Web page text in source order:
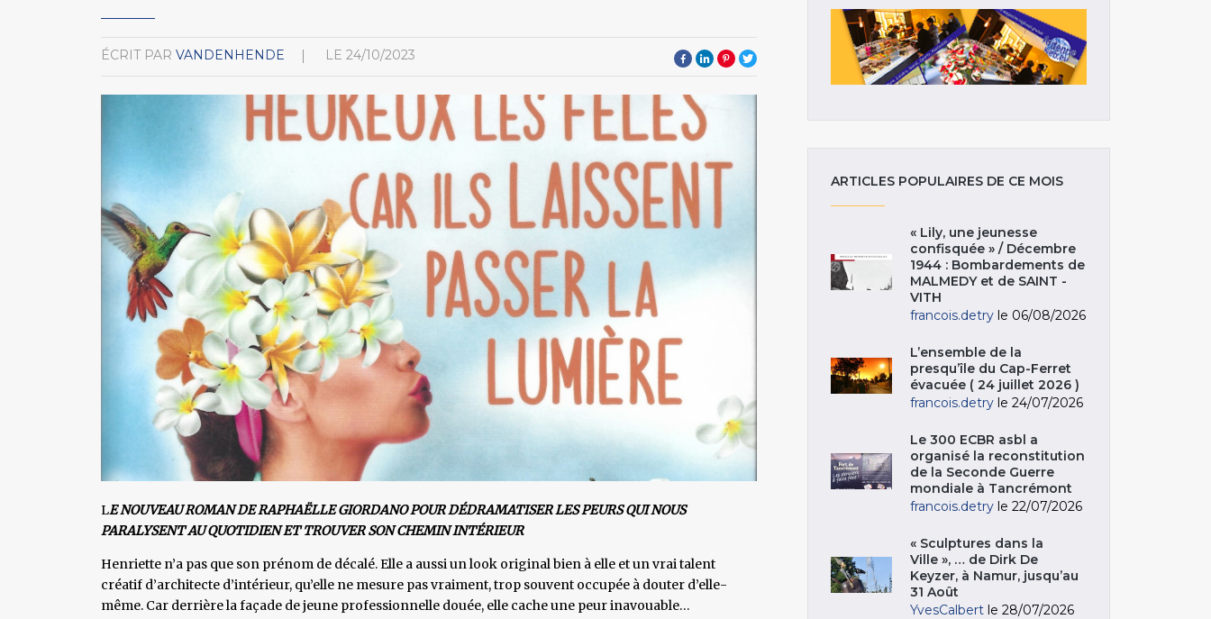
ÉCRIT PAR VANDENHENDE LE 24/10/2023
LE NOUVEAU ROMAN DE RAPHAËLLE GIORDANO POUR DÉDRAMATISER LES PEURS QUI NOUS
PARALYSENT AU QUOTIDIEN ET TROUVER SON CHEMIN INTÉRIEUR
Henriette n’a pas que son prénom de décalé. Elle a aussi un look original bien à elle et un vrai talent
créatif d’architecte d’intérieur, qu’elle ne mesure pas vraiment, trop souvent occupée à douter d’elle-
même. Car derrière la façade de jeune professionnelle douée, elle cache une peur inavouable…
ARTICLES POPULAIRES DE CE MOIS
« Lily, une jeunesse
confisquée » / Décembre
1944 : Bombardements de
MALMEDY et de SAINT -
VITH
francois.detry le 06/08/2026
L’ensemble de la
presqu’île du Cap-Ferret
évacuée ( 24 juillet 2026 )
francois.detry le 24/07/2026
Le 300 ECBR asbl a
organisé la reconstitution
de la Seconde Guerre
mondiale à Tancrémont
francois.detry le 22/07/2026
« Sculptures dans la
Ville », … de Dirk De
Keyzer, à Namur, jusqu’au
31 Août
YvesCalbert le 28/07/2026